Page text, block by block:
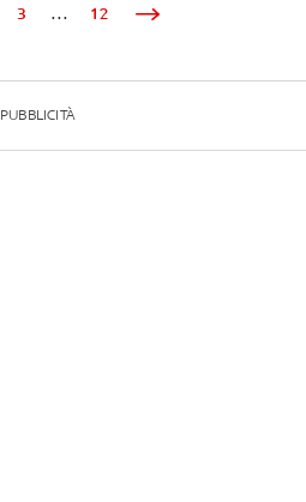
3 ... 12
PUBBLICITÀ